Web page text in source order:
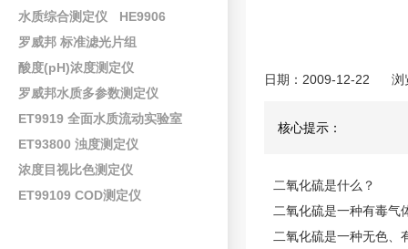
水质综合测定仪
HE9906
罗威邦 标准滤光片组
酸度(pH)浓度测定仪
罗威邦水质多参数测定仪
ET9919 全面水质流动实验室
ET93800 浊度测定仪
浓度目视比色测定仪
ET99109 COD测定仪
日期：2009-12-22 浏
核心提示：
二氧化硫是什么 ？
二氧化硫是一种有毒气
二氧化硫是一种无色、